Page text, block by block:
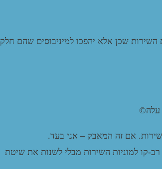
שכן אלא יהפכו למיניבוסים שהם חלק
עלה©
אם זה המאבק – אני בעד.
קו למוניות השירות מבלי לשנות את שיטת